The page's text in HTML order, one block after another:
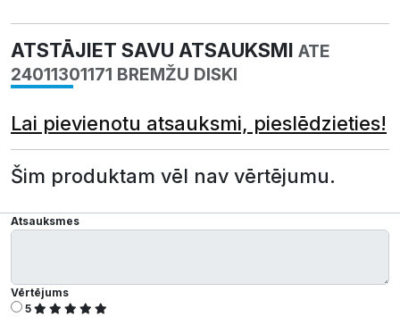
ATSTĀJIET SAVU ATSAUKSMI ATE
24011301171 BREMŽU DISKI
Lai pievienotu atsauksmi, pieslēdzieties!
Šim produktam vēl nav vērtējumu.
Atsauksmes
Vērtējums
5